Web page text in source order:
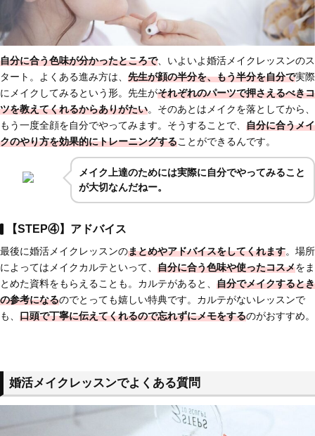
自分に合う色味が分かったところで、いよいよ婚活メイクレッスンのス
タート。よくある進み方は、 先生が顔の半分を、もう半分を自分で実際
にメイクしてみるという形。先生がそれぞれのパーツで押さえるべきコ
ツを教えてくれるからありがたい。そのあとはメイクを落としてから、
もう一度全顔を自分でやってみます。そうすることで、 自分に合うメイ
クのやり方を効果的にトレーニングすることができるんです。
メイク上達のためには実際に自分でやってみること
が大切なんだねー。
【STEP④】アドバイス
最後に婚活メイクレッスンのまとめやアドバイスをしてくれます。場所
によってはメイクカルテといって、 自分に合う色味や使ったコスメをま
とめた資料をもらえることも。カルテがあると、 自分でメイクするとき
の参考になるのでとっても嬉しい特典です。カルテがないレッスンで
も、 口頭で丁寧に伝えてくれるので忘れずにメモをするのがおすすめ。
婚活メイクレッスンでよくある質問